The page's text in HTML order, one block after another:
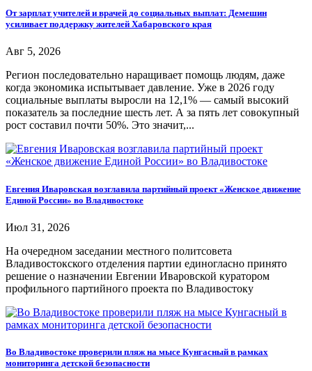
От зарплат учителей и врачей до социальных выплат: Демешин
усиливает поддержку жителей Хабаровского края
Авг 5, 2026
Регион последовательно наращивает помощь людям, даже
когда экономика испытывает давление. Уже в 2026 году
социальные выплаты выросли на 12,1% — самый высокий
показатель за последние шесть лет. А за пять лет совокупный
рост составил почти 50%. Это значит,...
Евгения Иваровская возглавила партийный проект «Женское движение
Единой России» во Владивостоке
Июл 31, 2026
На очередном заседании местного политсовета
Владивостокского отделения партии единогласно принято
решение о назначении Евгении Иваровской куратором
профильного партийного проекта по Владивостоку
Во Владивостоке проверили пляж на мысе Кунгасный в рамках
мониторинга детской безопасности